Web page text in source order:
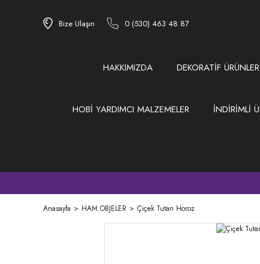
Bize Ulaşın 0 (530) 463 48 87
HAKKIMIZDA DEKORATİF ÜRÜNLER
HOBİ YARDIMCI MALZEMELER İNDİRİMLİ
Anasayfa HAM OBJELER Çiçek Tutan Horoz